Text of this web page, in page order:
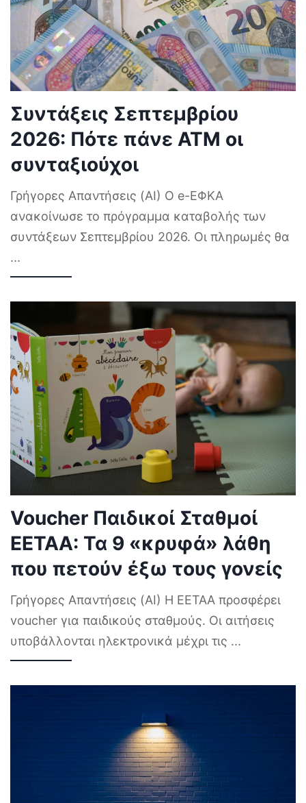
Συντάξεις Σεπτεμβρίου
2026: Πότε πάνε ΑΤΜ οι
συνταξιούχοι
Γρήγορες Απαντήσεις (AI) Ο e-ΕΦΚΑ
ανακοίνωσε το πρόγραμμα καταβολής των
συντάξεων Σεπτεμβρίου 2026. Οι πληρωμές θα
...
Voucher Παιδικοί Σταθμοί
ΕΕΤΑΑ: Τα 9 «κρυφά» λάθη
που πετούν έξω τους γονείς
Γρήγορες Απαντήσεις (AI) Η ΕΕΤΑΑ προσφέρει
voucher για παιδικούς σταθμούς. Οι αιτήσεις
υποβάλλονται ηλεκτρονικά μέχρι τις ...